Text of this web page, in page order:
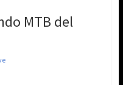
MTB del